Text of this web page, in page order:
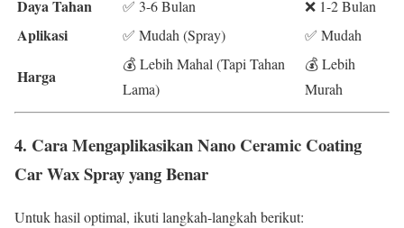
Daya Tahan ✅ 3-6 Bulan ❌ 1-2 Bulan
Aplikasi ✅ Mudah (Spray) ✅ Mudah
Harga
💰 Lebih Mahal (Tapi Tahan
Lama)
💰 Lebih
Murah
4. Cara Mengaplikasikan Nano Ceramic Coating
Car Wax Spray yang Benar
Untuk hasil optimal, ikuti langkah-langkah berikut: